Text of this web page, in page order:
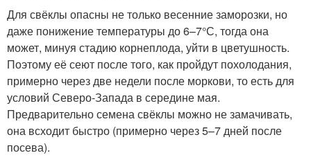
Для свёклы опасны не только весенние заморозки, но
даже понижение температуры до 6–7°С, тогда она
может, минуя стадию корнеплода, уйти в цветушность.
Поэтому её сеют после того, как пройдут похолодания,
примерно через две недели после моркови, то есть для
условий Северо-Запада в середине мая.
Предварительно семена свёклы можно не замачивать,
она всходит быстро (примерно через 5–7 дней после
посева).